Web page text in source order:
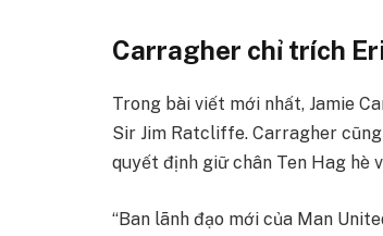
Carragher chỉ trích
Trong bài viết mới nhất, Jamie
Sir Jim Ratcliffe. Carragher
quyết định giữ chân Ten Hag hè
“Ban lãnh đạo mới của Man